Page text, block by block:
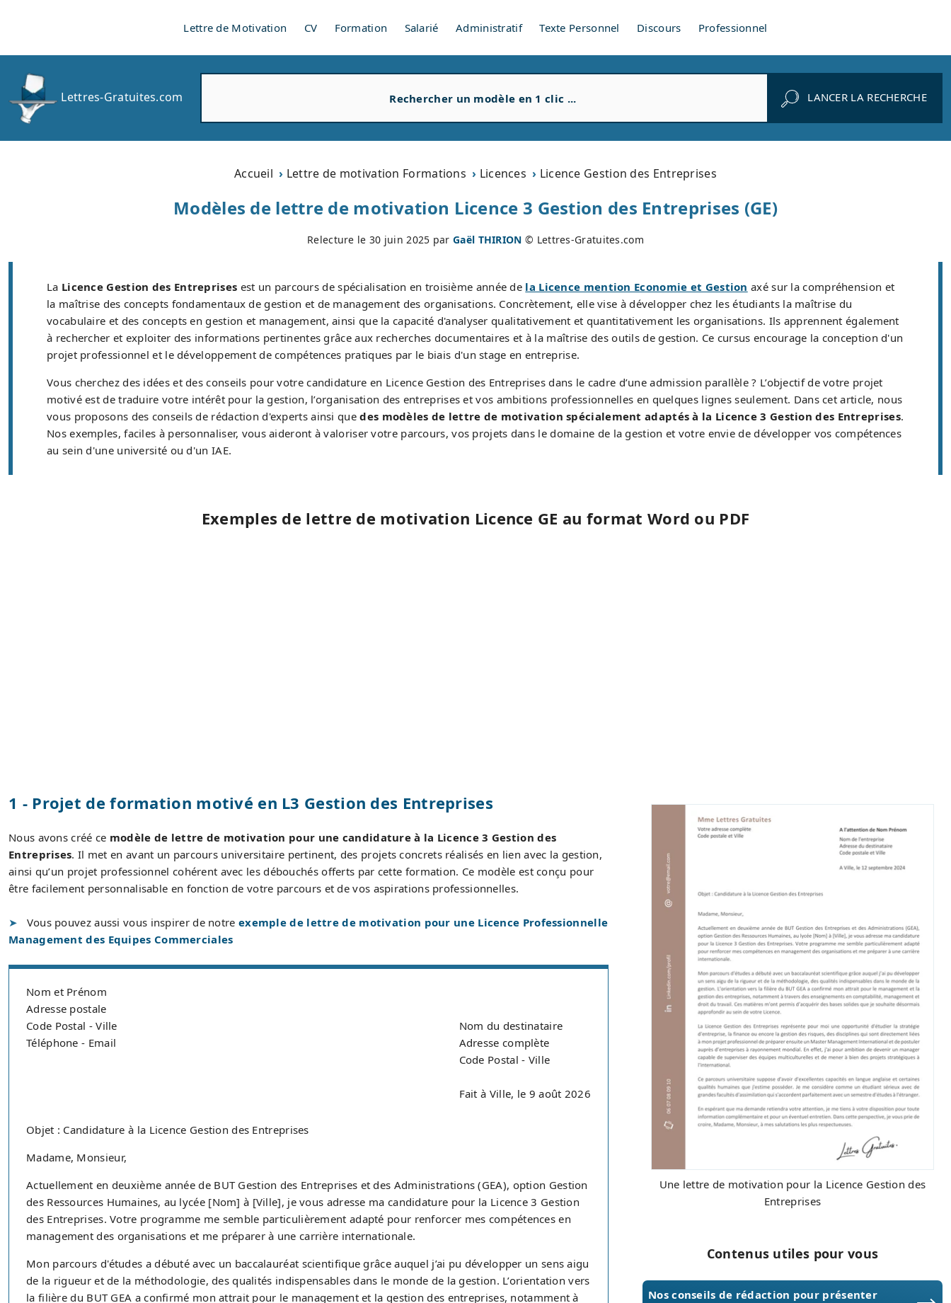
Lettre de Motivation CV Formation Salarié Administratif Texte Personnel Discours Professionnel
Lettres-Gratuites.com
h
e
LANCER LA RECHERCHE
Accueil Lettre de motivation Formations Licences Licence Gestion des Entreprises
Modèles de lettre de motivation Licence 3 Gestion des Entreprises (GE)
Relecture le 30 juin 2025 parGaël THIRION © Lettres-Gratuites.com
La Licence Gestion des Entreprises est un parcours de spécialisation en troisième année de la Licence mention Economie et Gestion axé sur la compréhension et
la maîtrise des concepts fondamentaux de gestion et de management des organisations. Concrètement, elle vise à développer chez les étudiants la maîtrise du
vocabulaire et des concepts en gestion et management, ainsi que la capacité d'analyser qualitativement et quantitativement les organisations. Ils apprennent également
à rechercher et exploiter des informations pertinentes grâce aux recherches documentaires et à la maîtrise des outils de gestion. Ce cursus encourage la conception d'un
projet professionnel et le développement de compétences pratiques par le biais d'un stage en entreprise.
Vous cherchez des idées et des conseils pour votre candidature en Licence Gestion des Entreprises dans le cadre d’une admission parallèle ? L’objectif de votre projet
motivé est de traduire votre intérêt pour la gestion, l’organisation des entreprises et vos ambitions professionnelles en quelques lignes seulement. Dans cet article, nous
vous proposons des conseils de rédaction d'experts ainsi quedes modèles de lettre de motivation spécialement adaptés à la Licence 3 Gestion des Entreprises.
Nos exemples, faciles à personnaliser, vous aideront à valoriser votre parcours, vos projets dans le domaine de la gestion et votre envie de développer vos compétences
au sein d'une université ou d'un IAE.
Exemples de lettre de motivation Licence GE au format Word ou PDF
1 - Projet de formation motivé en L3 Gestion des Entreprises
Nous avons créé ce modèle de lettre de motivation pour une candidature à la Licence 3 Gestion des
Entreprises. Il met en avant un parcours universitaire pertinent, des projets concrets réalisés en lien avec la gestion,
ainsi qu’un projet professionnel cohérent avec les débouchés offerts par cette formation. Ce modèle est conçu pour
être facilement personnalisable en fonction de votre parcours et de vos aspirations professionnelles.
Vous pouvez aussi vous inspirer de notre exemple de lettre de motivation pour une Licence Professionnelle
Management des Equipes Commerciales
Nom et Prénom
Adresse postale
Code Postal - Ville
Téléphone - Email
Nom du destinataire
Adresse complète
Code Postal - Ville
Fait à Ville, le 9 août 2026
Objet : Candidature à la Licence Gestion des Entreprises
Madame, Monsieur,
Actuellement en deuxième année de BUT Gestion des Entreprises et des Administrations (GEA), option Gestion
des Ressources Humaines, au lycée [Nom] à [Ville], je vous adresse ma candidature pour la Licence 3 Gestion
des Entreprises. Votre programme me semble particulièrement adapté pour renforcer mes compétences en
management des organisations et me préparer à une carrière internationale.
Mon parcours d'études a débuté avec un baccalauréat scientifique grâce auquel j’ai pu développer un sens aigu
de la rigueur et de la méthodologie, des qualités indispensables dans le monde de la gestion. L’orientation vers
la filière du BUT GEA a confirmé mon attrait pour le management et la gestion des entreprises, notamment à
Une lettre de motivation pour la Licence Gestion des
Entreprises
Contenus utiles pour vous
Nos conseils de rédaction pour présenter